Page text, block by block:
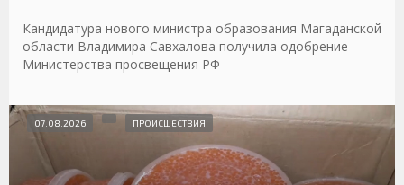
Кандидатура нового министра образования Магаданской
области Владимира Савхалова получила одобрение
Министерства просвещения РФ
07.08.2026 ПРОИСШЕСТВИЯ